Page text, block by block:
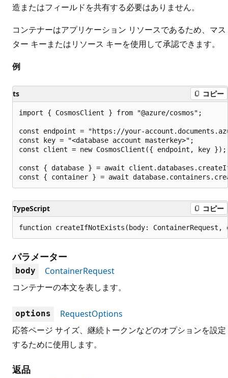
造またはフィールドを共有する必要はありません。
コンテナーはアプリケーション リソースであるため、マス
ター キーまたはリソース キーを使用して承認できます。
例
ts コピー
import { CosmosClient } from "@azure/cosmos";
const endpoint = "https://your-
const key = "<database account masterkey>";
const client = new CosmosClient({ endpoint, key });
const { database } = await
TypeScript コピー
function createIfNotExists(body: ContainerRequest,
パラメーター
body
ContainerRequest
コンテナーの本文を表します。
options
RequestOptions
応答ページ サイズ、継続トークンなどのオプションを設定
するために使用します。
返品